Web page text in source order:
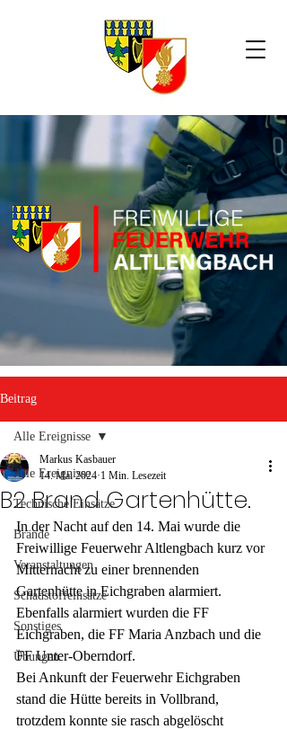
Beitrag
Alle Ereignisse
Technische Einsätze
Brände
Veranstaltungen
Schadstoffeinsätze
Sonstiges
Übungen
Alle Ereignisse
B2 Brand Gartenhütte.
Markus Kasbauer
14. Mai 2024 1 Min. Lesezeit
In der Nacht auf den 14. Mai wurde die
Freiwillige Feuerwehr Altlengbach kurz vor
Mitternacht zu einer brennenden
Gartenhütte in Eichgraben alarmiert.
Ebenfalls alarmiert wurden die FF
Eichgraben, die FF Maria Anzbach und die
FF Unter-Oberndorf.
Bei Ankunft der Feuerwehr Eichgraben
stand die Hütte bereits in Vollbrand,
trotzdem konnte sie rasch abgelöscht